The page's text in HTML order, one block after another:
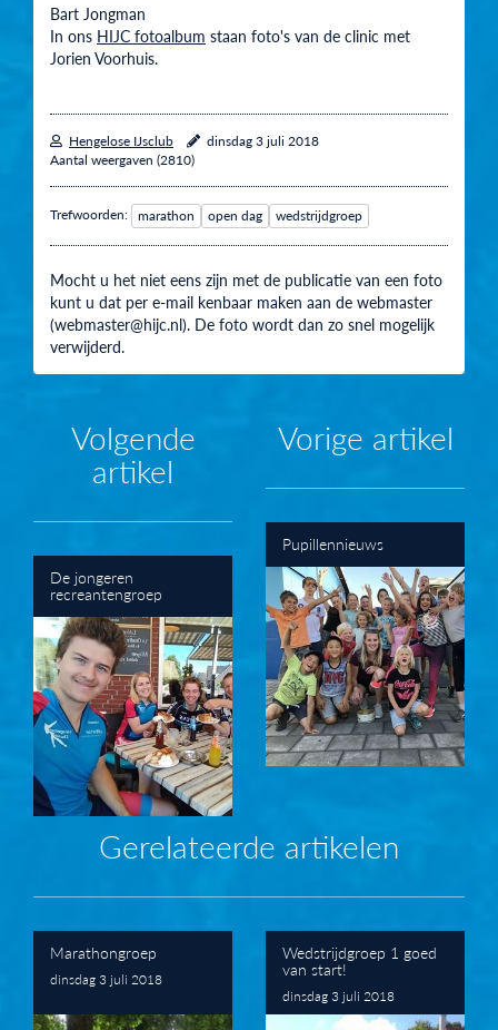
Bart Jongman
In ons HIJC fotoalbum staan foto's van de clinic met
Jorien Voorhuis.
Hengelose IJsclub
dinsdag 3 juli 2018
Aantal weergaven (2810)
Trefwoorden: marathon open dag wedstrijdgroep
Mocht u het niet eens zijn met de publicatie van een foto
kunt u dat per e-mail kenbaar maken aan de webmaster
(webmaster@hijc.nl). De foto wordt dan zo snel mogelijk
verwijderd.
Volgende
artikel
De jongeren
recreantengroep
Vorige artikel
Pupillennieuws
Gerelateerde artikelen
Marathongroep
dinsdag 3 juli 2018
Wedstrijdgroep 1 goed
van start!
dinsdag 3 juli 2018